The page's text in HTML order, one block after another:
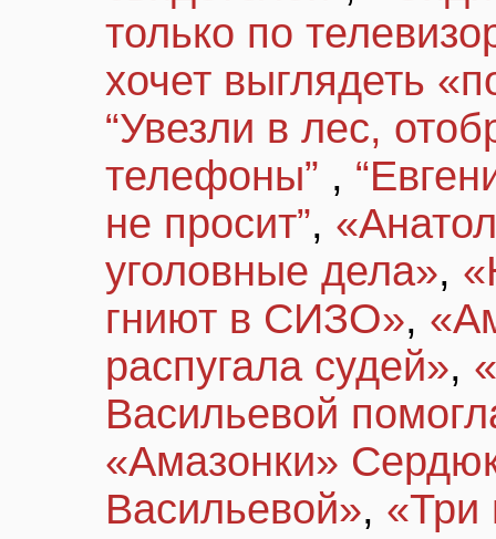
только по
хочет выглядеть
“Увезли в лес,
телефоны” ,
не просит”,
уголовные дела»,
гниют в СИЗО»,
распугала судей»,
Васильевой
«Амазонки»
Васильевой», «Три